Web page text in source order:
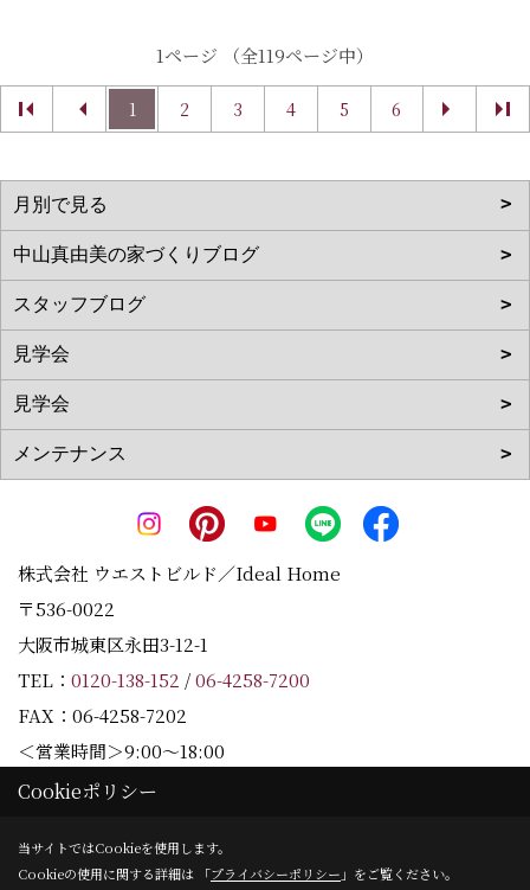
1ページ （全119ページ中）
1 2 3 4 5 6
株式会社 ウエストビルド／Ideal Home
〒536-0022
大阪市城東区永田3-12-1
TEL： 0120-138-152 /06-4258-7200
FAX：06-4258-7202
＜営業時間＞9:00～18:00
＜定休日＞水曜日
Copyright (c) Westbuild Corporation. All Rights Reserved.
Cookieポリシー
当サイトではCookieを使用します。
Cookieの使用に関する詳細は 「プライバシーポリシー 」をご覧ください。